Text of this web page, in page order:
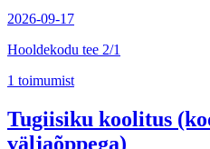
2026-09-17
Hooldekodu tee 2/1
1 toimumist
Tugiisiku koolitus
väljaõppega)